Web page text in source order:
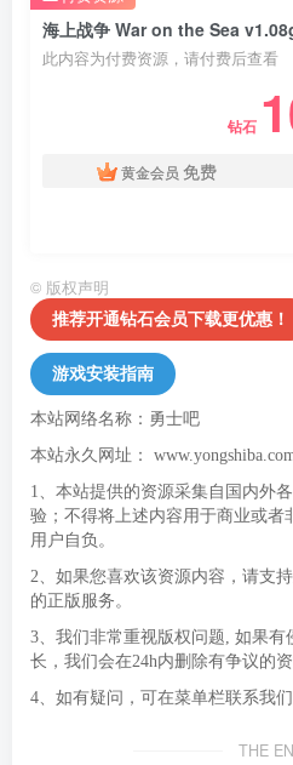
海上战争 War on the Sea
此内容为付费资源，请付费后查看
钻石
黄金会员 免费
© 版权声明
推荐开通钻石会员下载更优惠！
游戏安装指南
本站网络名称：勇士吧
本站永久网址：
1、本站提供的资源采集自国内外
验；不得将上述内容用于商业或者
用户自负。
2、如果您喜欢该资源内容，请支
的正版服务。
3、我们非常重视版权问题, 如果
长，我们会在24h内删除有争议的资
4、如有疑问，可在菜单栏联系我们
THE